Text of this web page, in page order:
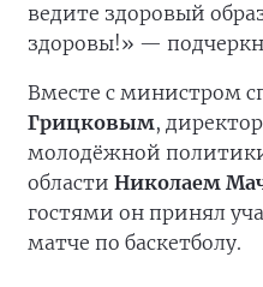
ведите здоровый
здоровы!» —
Вместе с министром
Грицковым,
молодёжной
области Николаем
гостями он принял
матче по баскетболу.